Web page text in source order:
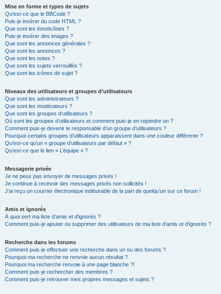
Mise en forme et types de sujets
Qu’est-ce que le BBCode ?
Puis-je insérer du code HTML ?
Que sont les émoticônes ?
Puis-je insérer des images ?
Que sont les annonces générales ?
Que sont les annonces ?
Que sont les notes ?
Que sont les sujets verrouillés ?
Que sont les icônes de sujet ?
Niveaux des utilisateurs et groupes d’utilisateurs
Que sont les administrateurs ?
Que sont les modérateurs ?
Que sont les groupes d’utilisateurs ?
Où sont les groupes d’utilisateurs et comment puis-je en rejoindre un ?
Comment puis-je devenir le responsable d’un groupe d’utilisateurs ?
Pourquoi certains groupes d’utilisateurs apparaissent dans une couleur différente ?
Qu’est-ce qu’un « groupe d’utilisateurs par défaut » ?
Qu’est-ce que le lien « L’équipe » ?
Messagerie privée
Je ne peux pas envoyer de messages privés !
Je continue à recevoir des messages privés non sollicités !
J’ai reçu un courrier électronique indésirable de la part de quelqu’un sur ce forum !
Amis et ignorés
À quoi sert ma liste d’amis et d’ignorés ?
Comment puis-je ajouter ou supprimer des utilisateurs de ma liste d’amis et d’ignorés ?
Recherche dans les forums
Comment puis-je effectuer une recherche dans un ou des forums ?
Pourquoi ma recherche ne renvoie aucun résultat ?
Pourquoi ma recherche renvoie à une page blanche ?!
Comment puis-je rechercher des membres ?
Comment puis-je retrouver mes propres messages et sujets ?